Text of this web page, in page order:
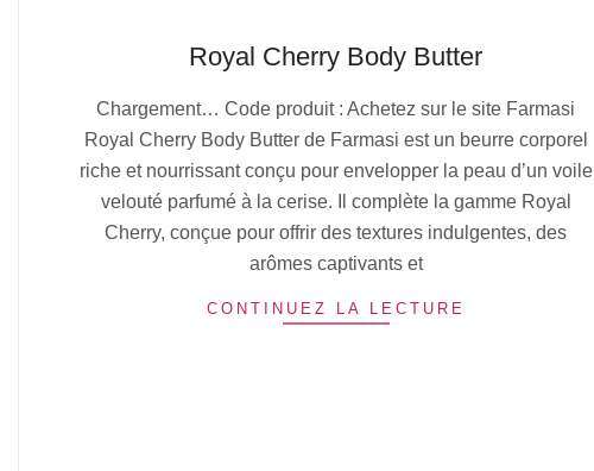
Royal Cherry Body Butter
10-
13
Chargement… Code produit : Achetez sur le site Farmasi
Royal Cherry Body Butter de Farmasi est un beurre corporel
riche et nourrissant conçu pour envelopper la peau d’un voile
velouté parfumé à la cerise. Il complète la gamme Royal
Cherry, conçue pour offrir des textures indulgentes, des
arômes captivants et
CONTINUEZ LA LECTURE